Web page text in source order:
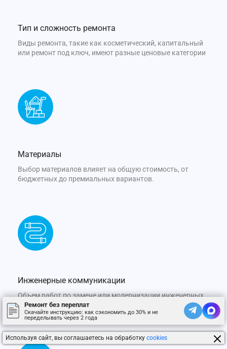
Тип и сложность ремонта
Виды ремонта, такие как косметический, капитальный
или ремонт под ключ, имеют разные ценовые категории
Материалы
Выбор материалов влияет на общую стоимость, от
бюджетных до премиальных вариантов.
Инженерные коммуникации
Объем работ по замене или модернизации инженерных
систем учитывается в общей стоимости.
Ремонт без переплат
Скачайте инструкцию: как сэкономить до 30% и не
переделывать через 2 года
Используя сайт, вы соглашаетесь на обработку cookies